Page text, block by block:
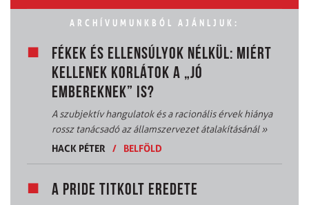
ARCHÍVUMUNKBÓL AJÁNLJUK:
FÉKEK ÉS ELLENSÚLYOK NÉLKÜL: MIÉRT
KELLENEK KORLÁTOK A „JÓ
EMBEREKNEK” IS?
A szubjektív hangulatok és a racionális érvek hiánya
rossz tanácsadó az államszervezet átalakításánál»
HACK PÉTER
/ BELFÖLD
A PRIDE TITKOLT EREDETE